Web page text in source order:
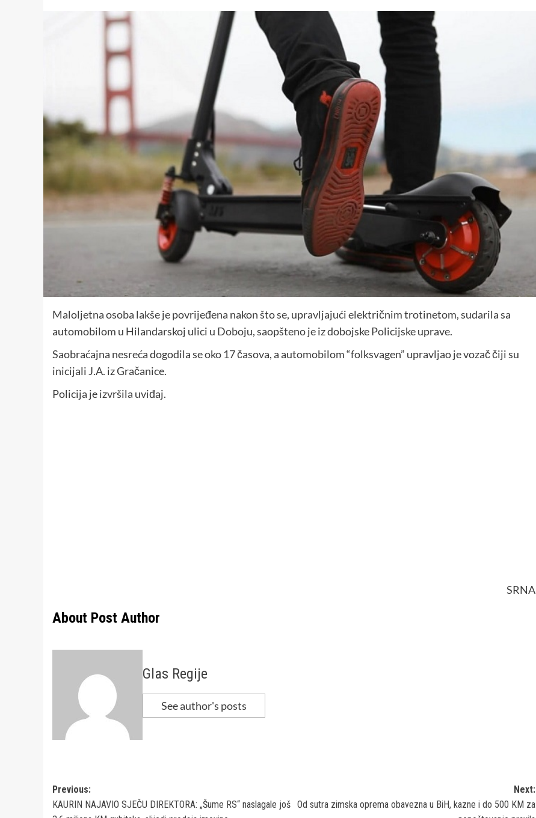
Maloljetna osoba lakše je povrijeđena nakon što se, upravljajući električnim trotinetom, sudarila sa
automobilom u Hilandarskoj ulici u Doboju, saopšteno je iz dobojske Policijske uprave.
Saobraćajna nesreća dogodila se oko 17 časova, a automobilom “folksvagen” upravljao je vozač čiji su
inicijali J.A. iz Gračanice.
Policija je izvršila uviđaj.
SRNA
About Post Author
Glas Regije
See author's posts
Post
navigation
Previous:
KAURIN NAJAVIO SJEČU DIREKTORA: „Šume RS“ naslagale još
Next:
Od sutra zimska oprema obavezna u BiH, kazne i do 500 KM za